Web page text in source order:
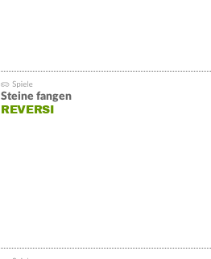
Steine fangen
REVERSI